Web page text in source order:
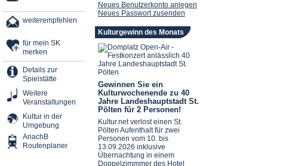
weiterempfehlen
für mein SK
merken
Details zur
Spielstätte
Weitere
Veranstaltungen
Kultur in der
Umgebung
AnachB
Routenplaner
Neues Benutzerkonto anlegen
Neues Passwort zusenden
Kulturgewinn des Monats
Gewinnen Sie ein
Kulturwochenende zu 40
Jahre Landeshauptstadt St.
Pölten für 2 Personen!
Kultur.net verlost einen St.
Pölten Aufenthalt für zwei
Personen vom 10. bis
13.09.2026 inklusive
Übernachtung in einem
Doppelzimmmer des Hotel